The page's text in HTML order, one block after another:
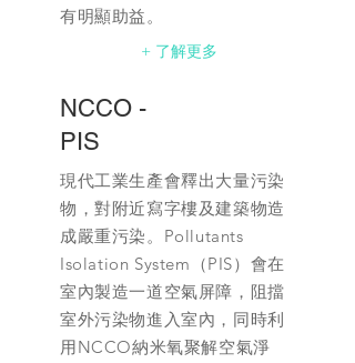
有明顯助益。
+ 了解更多
NCCO -
PIS
現代工業生產會釋出大量污染
物，對附近寫字樓及建築物造
成嚴重污染。Pollutants
Isolation System（PIS）會在
室內製造一道空氣屏障，阻擋
室外污染物進入室內，同時利
用NCCO納米氧聚解空氣淨